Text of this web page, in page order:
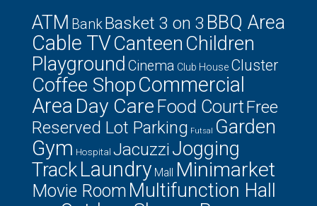
ATM Bank Basket 3 on 3 BBQ Area
Cable TVCanteen Children
Playground Cinema Club House Cluster
Coffee ShopCommercial
Area Day Care Food CourtFree
Reserved Lot Parking Futsal Garden
Gym Hospital JacuzziJogging
TrackLaundry Mall Minimarket
Movie Room Multifunction Hall